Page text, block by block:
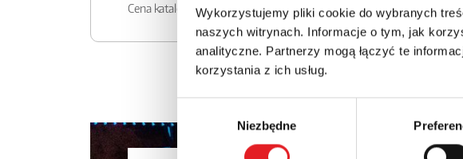
Wykorzystujemy pliki cookie do wybranych
naszych witrynach. Informacje o tym, jak
analityczne. Partnerzy mogą łączyć te
korzystania z ich usług.
zgody
Niezbędne
Cena katalogowa 101.93zł + 23% VAT